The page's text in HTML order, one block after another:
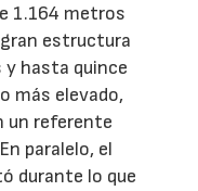
1.164 metros
estructura
hasta quince
más elevado,
un referente
paralelo, el
durante lo que